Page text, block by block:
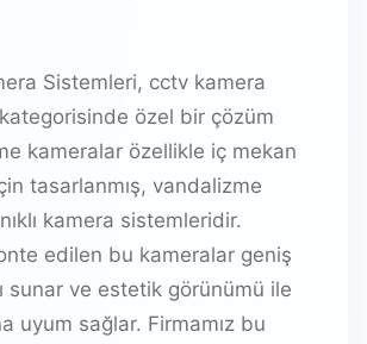
Sistemleri, cctv kamera
özel bir çözüm
kameralar özellikle iç mekan
tasarlanmış, vandalizme
kamera sistemleridir.
edilen bu kameralar geniş
sunar ve estetik görünümü ile
uyum sağlar. Firmamız bu